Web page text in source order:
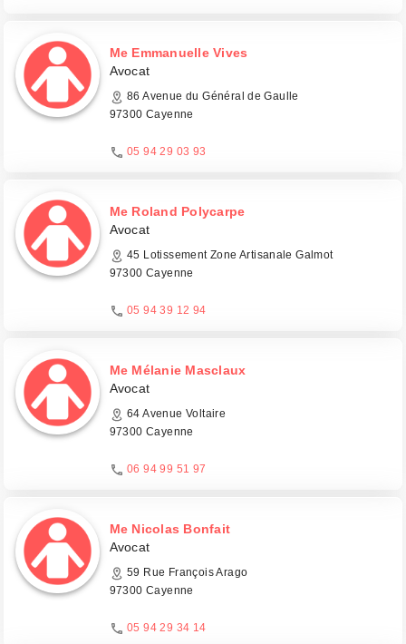
Me Emmanuelle Vives
Avocat
86 Avenue du Général de Gaulle
97300 Cayenne
05 94 29 03 93
Me Roland Polycarpe
Avocat
45 Lotissement Zone Artisanale Galmot
97300 Cayenne
05 94 39 12 94
Me Mélanie Masclaux
Avocat
64 Avenue Voltaire
97300 Cayenne
06 94 99 51 97
Me Nicolas Bonfait
Avocat
59 Rue François Arago
97300 Cayenne
05 94 29 34 14